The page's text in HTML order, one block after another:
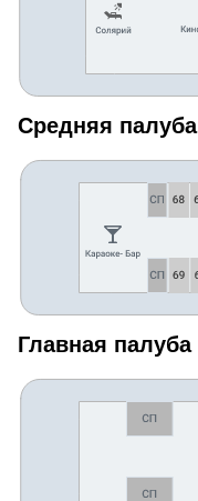
Средняя палуба
Главная палуба